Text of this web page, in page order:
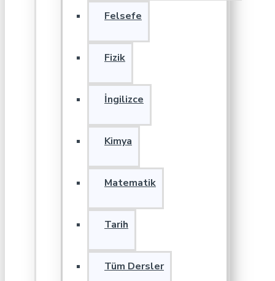
Felsefe
Fizik
İngilizce
Kimya
Matematik
Tarih
Tüm Dersler